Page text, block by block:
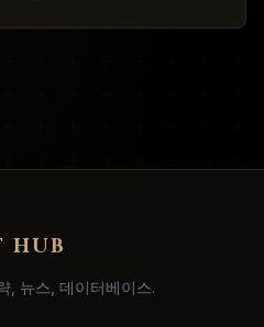
HUB
, 뉴스, 데이터베이스.